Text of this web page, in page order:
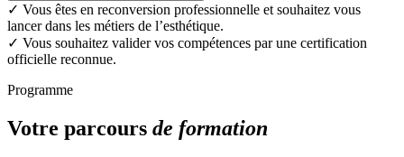
✓ Vous êtes en reconversion professionnelle et souhaitez vous
lancer dans les métiers de l’esthétique.
✓ Vous souhaitez valider vos compétences par une certification
officielle reconnue.
Programme
Votre parcours de formation